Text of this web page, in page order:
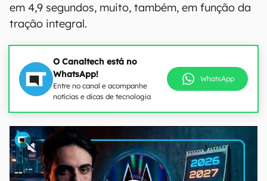
em 4,9 segundos, muito, também, em função da
tração integral.
O Canaltech está no
WhatsApp!
Entre no canal e acompanhe
notícias e dicas de tecnologia
WhatsApp